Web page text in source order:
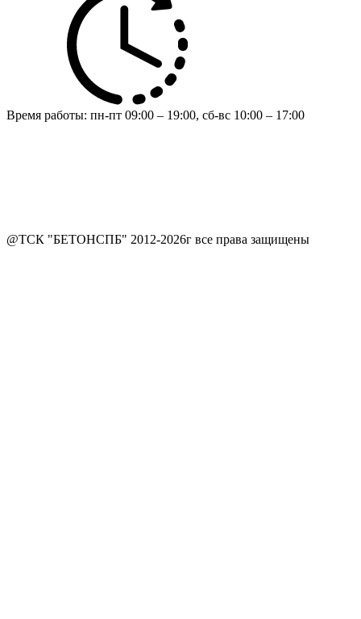
Время работы: пн-пт 09:00 – 19:00, сб-вс 10:00 – 17:00
@ТСК "БЕТОНСПБ" 2012-2026г все права защищены